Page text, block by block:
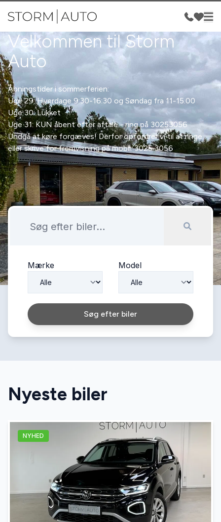
Velkommen til Storm
Auto
Åbningstider i sommerferien:
Uge 29: Hverdage 9:30-16:30 og Søndag fra 11-15.00
Uge 30: Lukket
Uge 31: KUN åbent efter aftale - ring på 30253056
Undgå at køre forgæves! Derfor opfordrer vi til at ringe
eller skrive for fremvisning på mobil. 3025 3056
Mærke Model
Søg efter biler
Nyeste biler
NYHED